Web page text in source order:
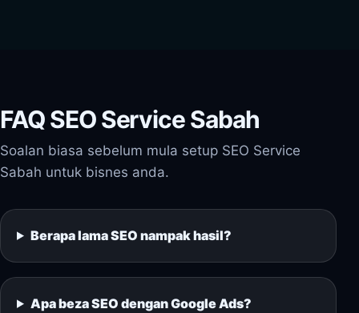
FAQ SEO Service Sabah
Soalan biasa sebelum mula setup SEO Service
Sabah untuk bisnes anda.
Berapa lama SEO nampak hasil?
Apa beza SEO dengan Google Ads?